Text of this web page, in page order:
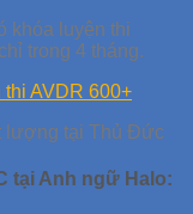
khóa luyện thi
trong 4 tháng.
thi AVDR 600+
tại Anh ngữ Halo: